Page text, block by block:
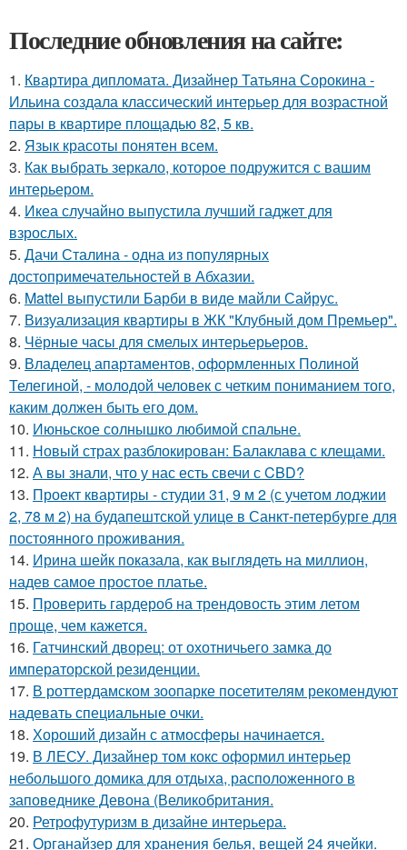
Последние обновления на сайте:
1. Квартира дипломата. Дизайнер Татьяна Сорокина -
Ильина создала классический интерьер для возрастной
пары в квартире площадью 82, 5 кв.
2. Язык красоты понятен всем.
3. Как выбрать зеркало, которое подружится с вашим
интерьером.
4. Икеа случайно выпустила лучший гаджет для
взрослых.
5. Дачи Сталина - одна из популярных
достопримечательностей в Абхазии.
6. Mattel выпустили Барби в виде майли Сайрус.
7. Визуализация квартиры в ЖК "Клубный дом Премьер".
8. Чёрные часы для смелых интерьерьеров.
9. Владелец апартаментов, оформленных Полиной
Телегиной, - молодой человек с четким пониманием того,
каким должен быть его дом.
10. Июньское солнышко любимой спальне.
11. Новый страх разблокирован: Балаклава с клещами.
12. А вы знали, что у нас есть свечи с CBD?
13. Проект квартиры - студии 31, 9 м 2 (с учетом лоджии
2, 78 м 2) на будапештской улице в Санкт-петербурге для
постоянного проживания.
14. Ирина шейк показала, как выглядеть на миллион,
надев самое простое платье.
15. Проверить гардероб на трендовость этим летом
проще, чем кажется.
16. Гатчинский дворец: от охотничьего замка до
императорской резиденции.
17. В роттердамском зоопарке посетителям рекомендуют
надевать специальные очки.
18. Хороший дизайн с атмосферы начинается.
19. В ЛЕСУ. Дизайнер том кокс оформил интерьер
небольшого домика для отдыха, расположенного в
заповеднике Девона (Великобритания.
20. Ретрофутуризм в дизайне интерьера.
21. Органайзер для хранения белья, вещей 24 ячейки.